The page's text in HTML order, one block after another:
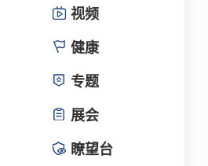
视频
健康
专题
展会
瞭望台